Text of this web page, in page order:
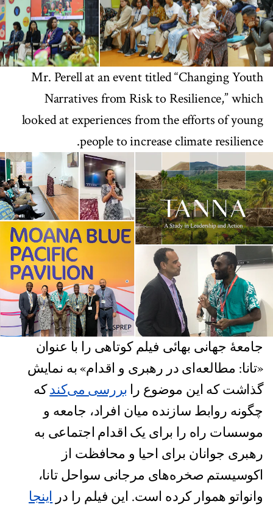
Mr. Perell at an event titled “Changing Youth
Narratives from Risk to Resilience,” which
looked at experiences from the efforts of young
people to increase climate resilience.
جامعهٔ جهانی بهائی فیلم کوتاهی را با عنوان
«تانا: مطالعه‌ای در رهبری و اقدام» به نمایش
گذاشت که این موضوع را بررسی می‌کندکه
چگونه روابط سازنده میان افراد، جامعه و
موسسات راه را برای یک اقدام اجتماعی به
رهبری جوانان برای احیا و محافظت از
اکوسیستم صخره‌های مرجانی سواحل تانا،
وانواتو هموار کرده است. این فیلم را در اینجا